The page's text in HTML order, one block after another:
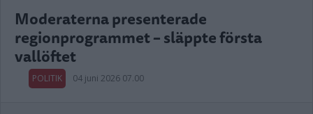
Moderaterna presenterade
regionprogrammet – släppte första
vallöftet
POLITIK 04 juni 2026 07.00